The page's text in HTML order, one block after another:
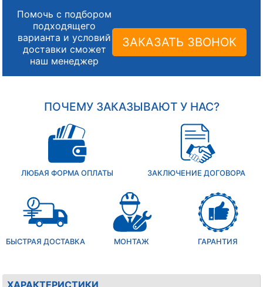
Помочь с подбором
подходящего
варианта и условий
доставки сможет
наш менеджер
ЗАКАЗАТЬ ЗВОНОК
ПОЧЕМУ ЗАКАЗЫВАЮТ У НАС?
ЛЮБАЯ ФОРМА ОПЛАТЫ ЗАКЛЮЧЕНИЕ ДОГОВОРА
БЫСТРАЯ ДОСТАВКА МОНТАЖ ГАРАНТИЯ